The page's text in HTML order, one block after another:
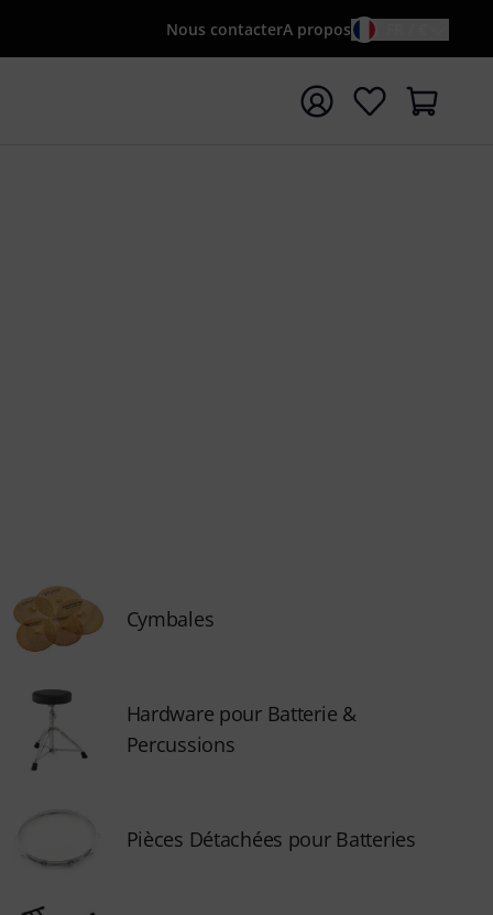
Nous contacterA propos
la recherche avec le terme de recherche
Cymbales
Hardware pour Batterie &
Percussions
Pièces Détachées pour Batteries